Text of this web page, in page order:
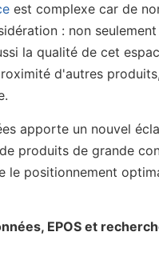
est complexe car de
: non
la qualité de cet
d'autres
apporte un nouvel
produits de grande
le positionnement
EPOS et